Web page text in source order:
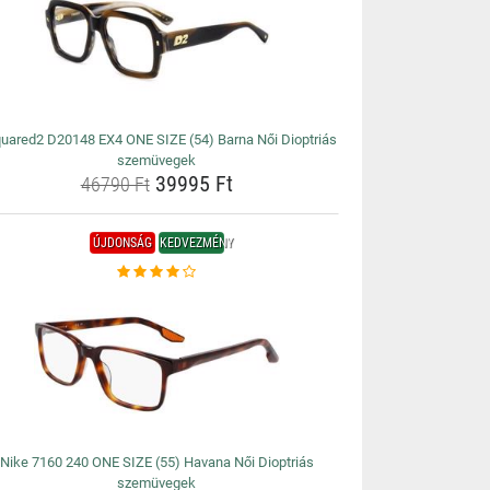
D20148 EX4 ONE SIZE (54) Barna Női Dioptriás
szemüvegek
46790 Ft39995 Ft
ÚJDONSÁG KEDVEZMÉNY
Nike 7160 240 ONE SIZE (55) Havana Női Dioptriás
szemüvegek